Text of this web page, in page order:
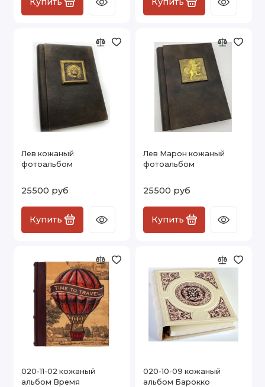
Лев кожаный
фотоальбом
25500 руб
Купить
Лев Марон кожаный
фотоальбом
25500 руб
Купить
020-11-02 кожаный
альбом Время
020-10-09 кожаный
альбом Барокко